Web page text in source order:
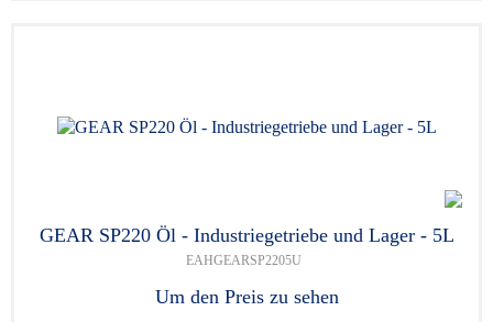
GEAR SP220 Öl - Industriegetriebe und Lager - 5L
EAHGEARSP2205U
Um den Preis zu sehen